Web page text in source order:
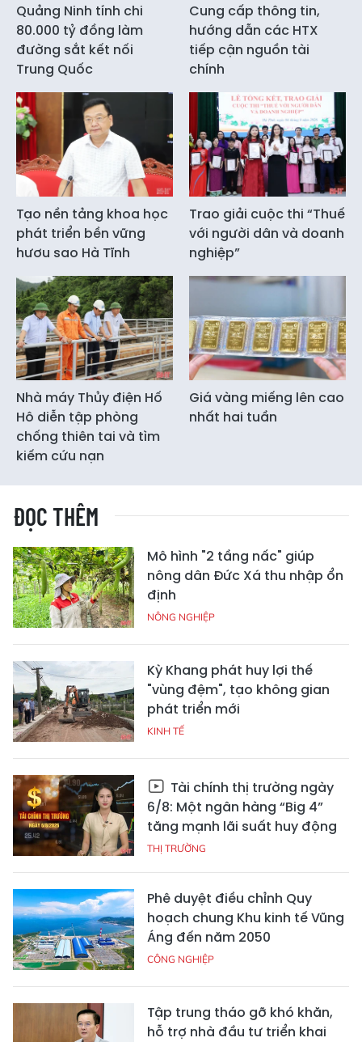
Quảng Ninh tính chi
80.000 tỷ đồng làm
đường sắt kết nối
Trung Quốc
Cung cấp thông tin,
hướng dẫn các HTX
tiếp cận nguồn tài
chính
Tạo nền tảng khoa học
phát triển bền vững
hươu sao Hà Tĩnh
Trao giải cuộc thi “Thuế
với người dân và doanh
nghiệp”
Nhà máy Thủy điện Hố
Hô diễn tập phòng
chống thiên tai và tìm
kiếm cứu nạn
Giá vàng miếng lên cao
nhất hai tuần
ĐỌC THÊM
Mô hình "2 tầng nấc" giúp
nông dân Đức Xá thu nhập ổn
định
NÔNG NGHIỆP
Kỳ Khang phát huy lợi thế
"vùng đệm", tạo không gian
phát triển mới
KINH TẾ
Tài chính thị trường ngày
6/8: Một ngân hàng “Big 4”
tăng mạnh lãi suất huy động
THỊ TRƯỜNG
Phê duyệt điều chỉnh Quy
hoạch chung Khu kinh tế Vũng
Áng đến năm 2050
CÔNG NGHIỆP
Tập trung tháo gỡ khó khăn,
hỗ trợ nhà đầu tư triển khai